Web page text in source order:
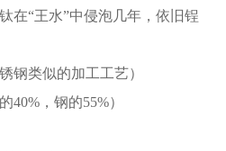
在“王水”中侵泡几年，依旧锃
钢类似的加工工艺）
40%，钢的55%）